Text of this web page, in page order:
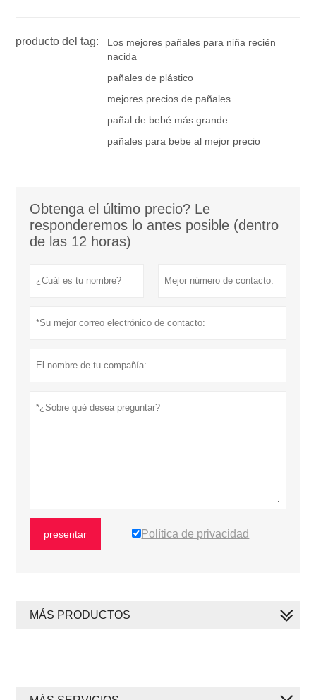
producto del tag:
Los mejores pañales para niña recién
nacida
pañales de plástico
mejores precios de pañales
pañal de bebé más grande
pañales para bebe al mejor precio
Obtenga el último precio? Le
responderemos lo antes posible (dentro
de las 12 horas)
presentar Política de privacidad
MÁS PRODUCTOS